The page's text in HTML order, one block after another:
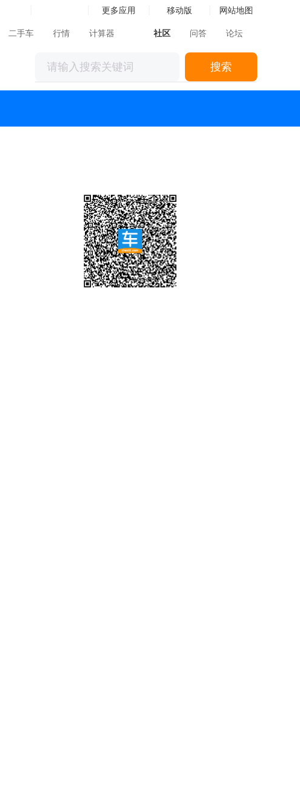
更多应用 移动版 网站地图
二手车 行情 计算器 社区 问答 论坛
搜索